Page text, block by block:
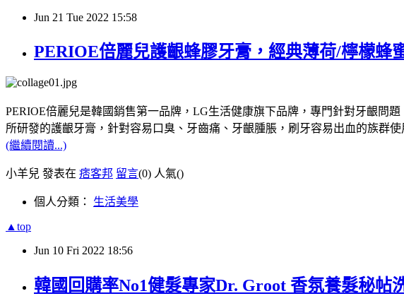
Jun 21 Tue 2022 15:58
PERIOE倍麗兒護齦蜂膠牙膏，經典薄荷/檸檬蜂
PERIOE倍麗兒是韓國銷售第一品牌， LG生活健康旗下品牌，專門針對牙齦問題
所研發的護齦牙膏，針對容易口臭、牙齒痛、牙齦腫脹，刷牙容易出血的族群使
(繼續閱讀...)
小羊兒 發表在 痞客邦 留言(0) 人氣()
個人分類： 生活美學
▲top
Jun 10 Fri 2022 18:56
韓國回購率No1健髮專家Dr. Groot 香氛養髮秘帖